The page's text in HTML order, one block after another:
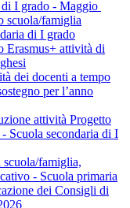
di I grado - Maggio
scuola/famiglia
di I grado
Erasmus+ attività di
dei docenti a tempo
per l’anno
attività Progetto
Scuola secondaria di I
famiglia,
- Scuola primaria
dei Consigli di